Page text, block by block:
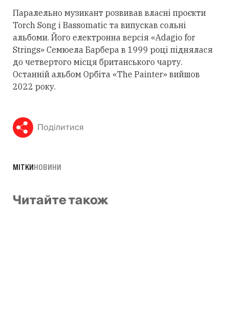
Паралельно музикант розвивав власні проєкти
Torch Song і Bassomatic та випускав сольні
альбоми. Його електронна версія «Adagio for
Strings» Семюела Барбера в 1999 році піднялася
до четвертого місця британського чарту.
Останній альбом Орбіта «The Painter» вийшов
2022 року.
Поділитися
МІТКИНОВИНИ
Читайте також